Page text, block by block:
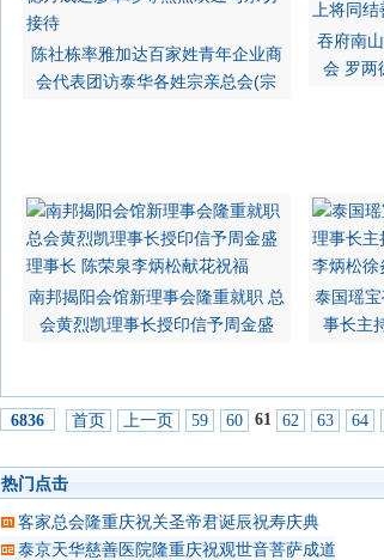
陈社栋率雅加达百家姓青年企业商
会代表团访泰华各姓宗亲总会(宗
吞府南
会 罗两
南邦揭阳会馆新理事会隆重就职 总
会黄烈凯理事长授印信予周金盛
泰国瑶
事长主
6836 首页 上一页 59 60 61 62 63 64
热门点击
客家总会隆重庆祝关圣帝君诞辰祝寿庆典
泰京天华慈善医院隆重庆祝观世音菩萨成道吉日延